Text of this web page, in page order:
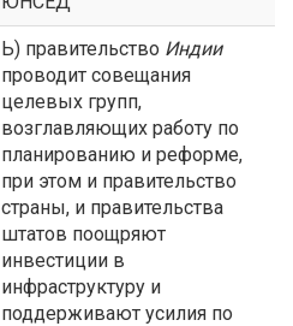
Ь) правительство Индии
проводит совещания
целевых групп,
возглавляющих работу по
планированию и реформе,
при этом и правительство
страны, и правительства
штатов поощряют
инвестиции в
инфраструктуру и
поддерживают усилия по